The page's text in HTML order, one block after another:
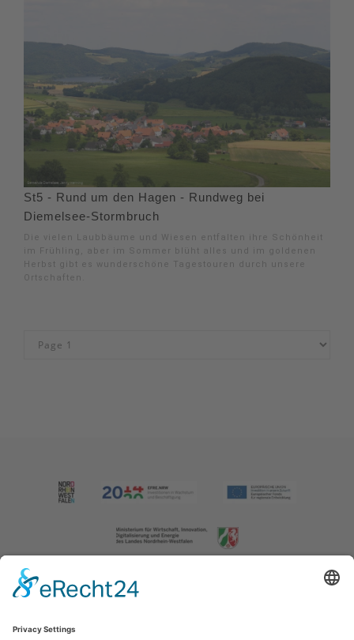
St5 - Rund um den Hagen - Rundweg bei
Diemelsee-Stormbruch
Die vielen Laubbäume und Wiesen entfalten ihre Schönheit
im Frühling, aber im Sommer blüht alles und im goldenen
Herbst gibt es wunderschöne Tagestouren durch unsere
Ortschaften.